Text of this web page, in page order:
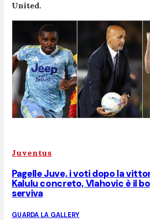
United.
Juventus
Pagelle Juve, i voti dopo la
Kalulu concreto, Vlahovic è il
serviva
GUARDA LA GALLERY